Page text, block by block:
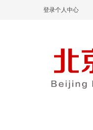
登录个人中心